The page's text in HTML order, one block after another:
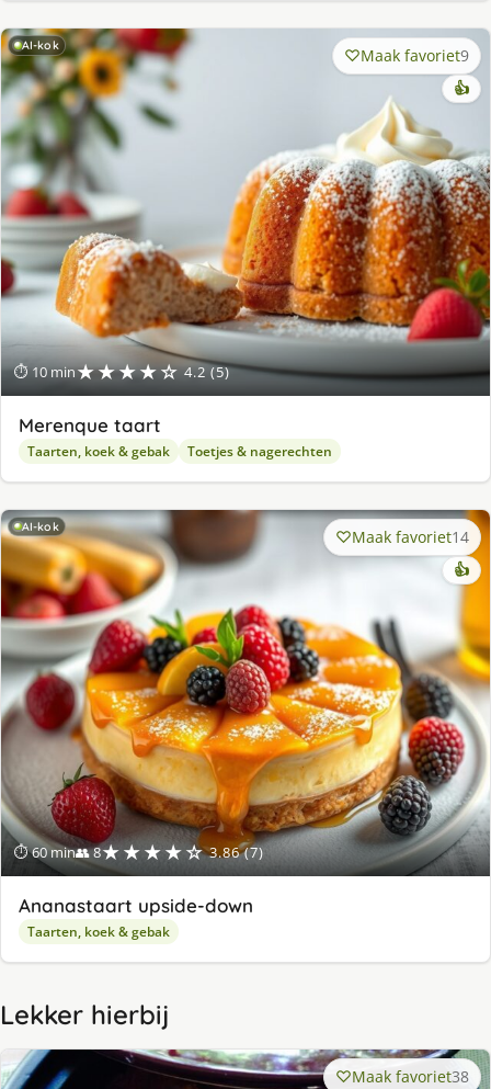
AI-kok
⏱ 10 min★★★★☆ 4.2 (5)
Maak favoriet9
👍
Merenque taart
Taarten, koek & gebak Toetjes & nagerechten
AI-kok
⏱ 60 min👥 8★★★★☆ 3.86 (7)
Maak favoriet14
👍
Ananastaart upside-down
Taarten, koek & gebak
Lekker hierbij
Maak favoriet38